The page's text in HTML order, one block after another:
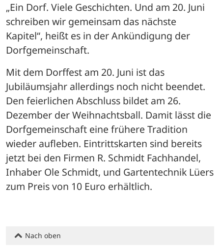
„Ein Dorf. Viele Geschichten. Und am 20. Juni
schreiben wir gemeinsam das nächste
Kapitel“, heißt es in der Ankündigung der
Dorfgemeinschaft.
Mit dem Dorffest am 20. Juni ist das
Jubiläumsjahr allerdings noch nicht beendet.
Den feierlichen Abschluss bildet am 26.
Dezember der Weihnachtsball. Damit lässt die
Dorfgemeinschaft eine frühere Tradition
wieder aufleben. Eintrittskarten sind bereits
jetzt bei den Firmen R. Schmidt Fachhandel,
Inhaber Ole Schmidt, und Gartentechnik Lüers
zum Preis von 10 Euro erhältlich.
Nach oben